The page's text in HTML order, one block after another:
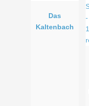
Das
Kaltenbach